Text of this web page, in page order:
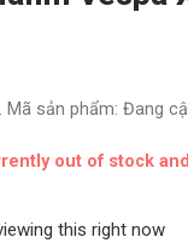
Mã sản phẩm: Đang
out of stock
this right now